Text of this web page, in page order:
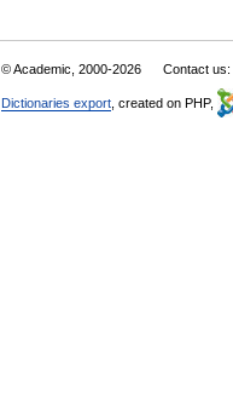
© Academic, 2000-2026 Contact us:
Dictionaries export , created on PHP,